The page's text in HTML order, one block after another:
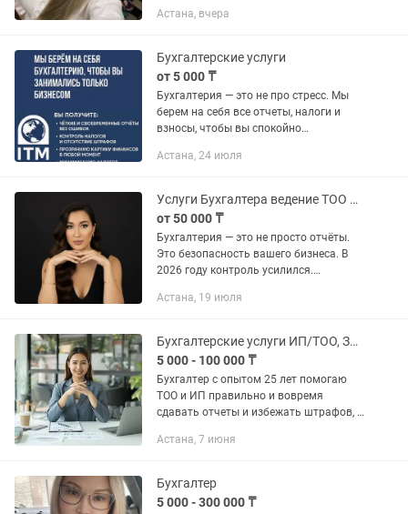
импорт/экспорт, ТИС, Розничный
Астана, вчера
Бухгалтерские услуги
от 5 000 ₸
Бухгалтерия — это не про стресс. Мы
берем на себя все отчеты, налоги и
взносы, чтобы вы спокойно
можно сэкономить, и поможем
тяните...
Астана, 24 июля
Услуги Бухгалтера ведение ТОО и ИП
от 50 000 ₸
Бухгалтерия — это не просто отчёты.
Это безопасность вашего бизнеса. В
2026 году контроль усилился.
приходят автоматически. И самое
Астана, 19 июля
Бухгалтерские услуги ИП/ТОО, Закрытие ИП, ЭСФ, СНТ
5 000 - 100 000 ₸
Бухгалтер с опытом 25 лет помогаю
ТОО и ИП правильно и вовремя
сдавать отчеты и избежать штрафов, а
сокращать расходы, оптимизировать
Астана, 7 июня
Бухгалтер
5 000 - 300 000 ₸